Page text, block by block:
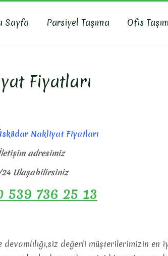
Sayfa Parsiyel Taşıma Ofis
Fiyatları
Nakliyat Fiyatları
adresimiz
Ulaşabilirsiniz
539 736 25 13
değerli müşterilerimizin en